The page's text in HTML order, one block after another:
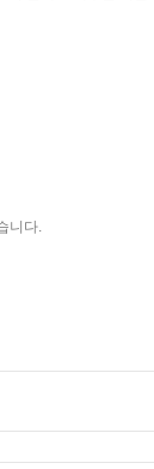
니다.